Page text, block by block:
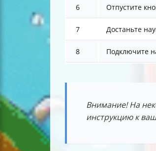
6 Отпустите
7 Достаньте
8 Подключите
Внимание! На
инструкцию к